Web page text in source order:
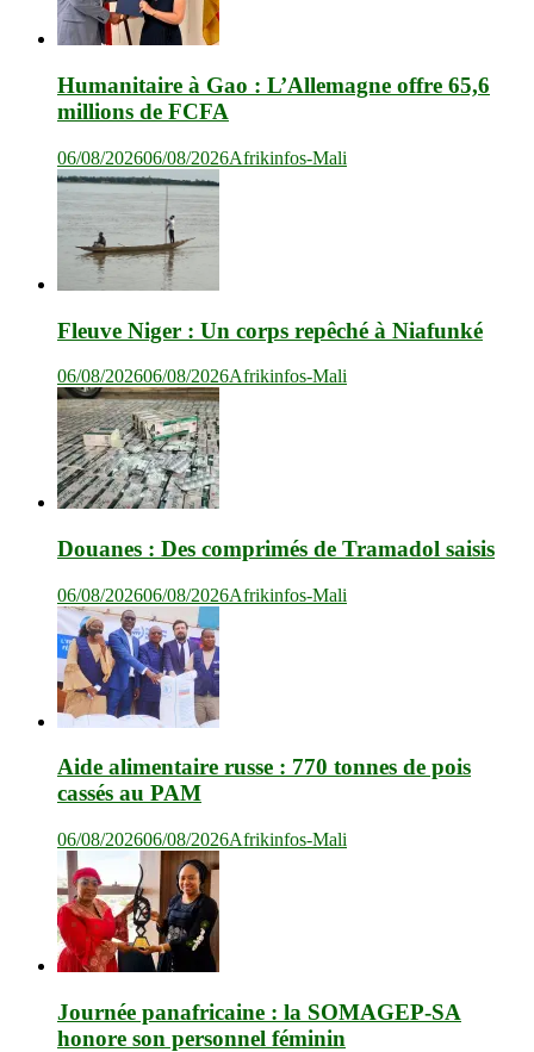
Humanitaire à Gao : L’Allemagne offre 65,6
millions de FCFA
06/08/202606/08/2026Afrikinfos-Mali
Fleuve Niger : Un corps repêché à Niafunké
06/08/202606/08/2026Afrikinfos-Mali
Douanes : Des comprimés de Tramadol saisis
06/08/202606/08/2026Afrikinfos-Mali
Aide alimentaire russe : 770 tonnes de pois
cassés au PAM
06/08/202606/08/2026Afrikinfos-Mali
Journée panafricaine : la SOMAGEP-SA
honore son personnel féminin